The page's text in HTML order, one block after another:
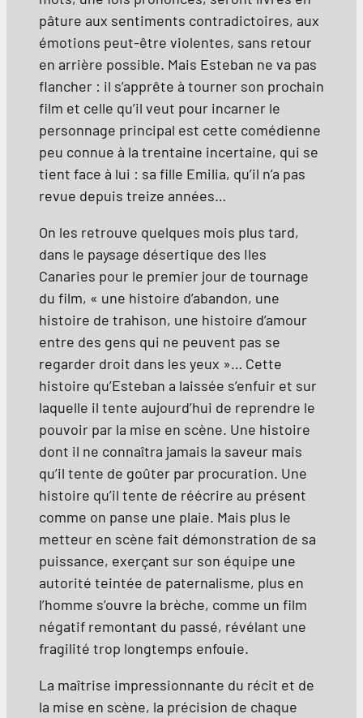
pâture aux sentiments contradictoires, aux
émotions peut-être violentes, sans retour
en arrière possible. Mais Esteban ne va pas
flancher : il s’apprête à tourner son prochain
film et celle qu’il veut pour incarner le
personnage principal est cette comédienne
peu connue à la trentaine incertaine, qui se
tient face à lui : sa fille Emilia, qu’il n’a pas
revue depuis treize années…
On les retrouve quelques mois plus tard,
dans le paysage désertique des Iles
Canaries pour le premier jour de tournage
du film, « une histoire d’abandon, une
histoire de trahison, une histoire d’amour
entre des gens qui ne peuvent pas se
regarder droit dans les yeux »… Cette
histoire qu’Esteban a laissée s’enfuir et sur
laquelle il tente aujourd’hui de reprendre le
pouvoir par la mise en scène. Une histoire
dont il ne connaîtra jamais la saveur mais
qu’il tente de goûter par procuration. Une
histoire qu’il tente de réécrire au présent
comme on panse une plaie. Mais plus le
metteur en scène fait démonstration de sa
puissance, exerçant sur son équipe une
autorité teintée de paternalisme, plus en
l’homme s’ouvre la brèche, comme un film
négatif remontant du passé, révélant une
fragilité trop longtemps enfouie.
La maîtrise impressionnante du récit et de
la mise en scène, la précision de chaque